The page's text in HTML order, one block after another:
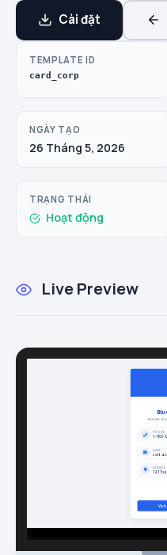
Cài đặt
TEMPLATE ID
card_corp
NGÀY TẠO
26 Tháng 5, 2026
TRẠNG THÁI
Hoạt động
Live Preview